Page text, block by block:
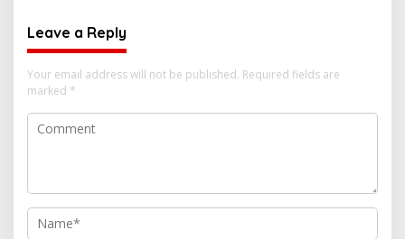
Leave a Reply
Your email address will not be published. Required fields are
marked *